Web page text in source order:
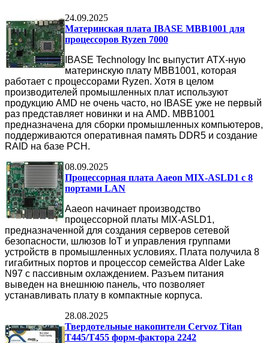
24.09.2025
Материнская плата IBASE MBB1001 для
процессоров Ryzen 7000
IBASE Technology Inc выпустит ATX-ную
материнскую плату MBB1001, которая
работает с процессорами Ryzen. Хотя в целом
производителей промышленных плат используют
продукцию AMD не очень часто, но IBASE уже не первый
раз представляет новинки и на AMD. MBB1001
предназначена для сборки промышленных компьютеров,
поддерживаются оперативная память DDR5 и создание
RAID на базе PCH.
08.09.2025
Процессорная плата Aaeon MIX-ASLD1 c 8
портами LAN
Aaeon начинает производство
процессорной платы MIX-ASLD1,
предназначенной для создания серверов сетевой
безопасности, шлюзов IoT и управления группами
устройств в промышленных условиях. Плата получила 8
гигабитных портов и процессор семейства Alder Lake
N97 с пассивным охлаждением. Разъем питания
выведен на внешнюю панель, что позволяет
устанавливать плату в компактные корпуса.
28.08.2025
Твердотельные накопители Cervoz Titan
T445/T455 форм-фактора 2242